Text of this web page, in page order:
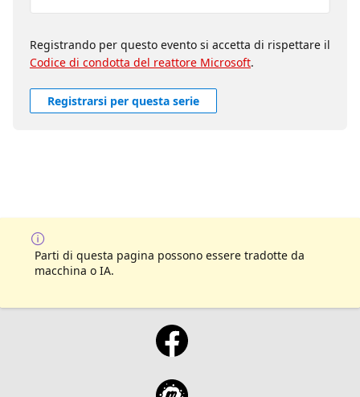
Registrando per questo evento si accetta di rispettare il
Codice di condotta del reattore Microsoft.
Registrarsi per questa serie
Parti di questa pagina possono essere tradotte da
macchina o IA.